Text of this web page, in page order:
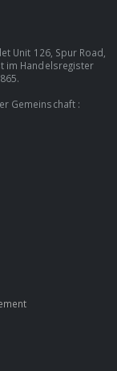
Unit 126, Spur Road,
im Handelsregister
Gemeinschaft :